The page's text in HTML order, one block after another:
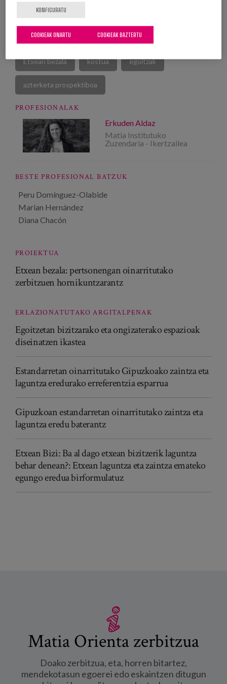
mendekotasuna
eskalagarritasuna ereduaren eraldaketa
Etxean bezala kostua egoitzak
azterketa prospektiboa
PROFESIONALAK
Erkuden Aldaz
Matia Institutuko
Zuzendaria - Ikertzailea
BESTE PROFESIONAL BATZUK
Peru Domínguez-Olabide
Marian Hernández
Diana Chacón
PROIEKTUA
Etxean bezala: pertsonengan oinarritutako
zerbitzuen hornikuntzarantz
ERLAZIONATUTAKO ARGITALPENAK
Egoitzetan bizitzarako eta ongizaterako espazioak
diseinatzen ikastea
Estandarretan oinarritutako Gipuzkoako zaintza eta
laguntza eredurako erreferentzia esparrua
Gipuzkoan estandarretan oinarritutako zaintza eta
laguntza eredu baterantz
Etxean Bizi: Ba al dago etxean bizitzerik laguntza
behar denean?: Etxean laguntza eta zaintza emateko
egungo eredua birformulatuz
Matia Orienta zerbitzua
Doako zerbitzua, eta, horren bitartez,
mendekotasun egoerei edo eskaintzen ditugun
KONFIGURATU
COOKIEAK BAZTERTU
COOKIEAK ONARTU